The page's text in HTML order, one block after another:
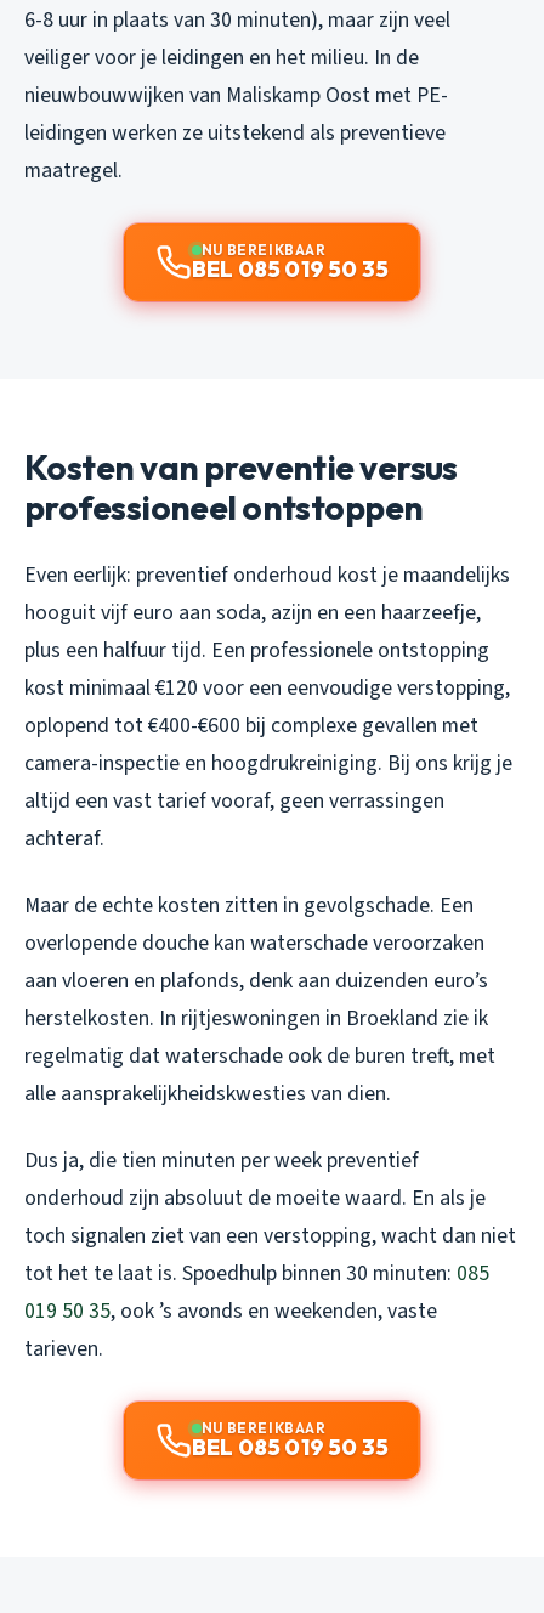
6-8 uur in plaats van 30 minuten), maar zijn veel
veiliger voor je leidingen en het milieu. In de
nieuwbouwwijken van Maliskamp Oost met PE-
leidingen werken ze uitstekend als preventieve
maatregel.
NU BEREIKBAAR
BEL 085 019 50 35
Kosten van preventie versus
professioneel ontstoppen
Even eerlijk: preventief onderhoud kost je maandelijks
hooguit vijf euro aan soda, azijn en een haarzeefje,
plus een halfuur tijd. Een professionele ontstopping
kost minimaal €120 voor een eenvoudige verstopping,
oplopend tot €400-€600 bij complexe gevallen met
camera-inspectie en hoogdrukreiniging. Bij ons krijg je
altijd een vast tarief vooraf, geen verrassingen
achteraf.
Maar de echte kosten zitten in gevolgschade. Een
overlopende douche kan waterschade veroorzaken
aan vloeren en plafonds, denk aan duizenden euro’s
herstelkosten. In rijtjeswoningen in Broekland zie ik
regelmatig dat waterschade ook de buren treft, met
alle aansprakelijkheidskwesties van dien.
Dus ja, die tien minuten per week preventief
onderhoud zijn absoluut de moeite waard. En als je
toch signalen ziet van een verstopping, wacht dan niet
tot het te laat is. Spoedhulp binnen 30 minuten: 085
019 50 35, ook ’s avonds en weekenden, vaste
tarieven.
NU BEREIKBAAR
BEL 085 019 50 35